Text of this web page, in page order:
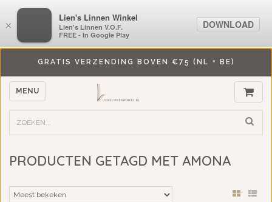
GRATIS VERZENDING BOVEN €75 (NL + BE)
MENU
PRODUCTEN GETAGD MET AMONA
×
LiensLinnenwinkel.nl
Lien's Linnen V.O.F.
FREE - In Google Play
DOWNLOAD
×
Lien's Linnen Winkel
Lien's Linnen V.O.F.
FREE - In Google Play
DOWNLOAD